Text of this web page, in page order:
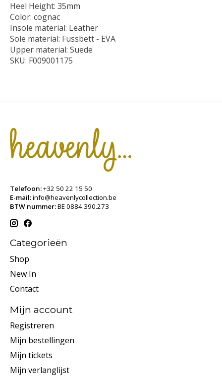
Heel Height: 35mm
Color: cognac
Insole material: Leather
Sole material: Fussbett - EVA
Upper material: Suede
SKU: F009001175
Telefoon:+32 50 22 15 50
E-mail:info@heavenlycollection.be
BTW nummer:BE 0884.390.273
Categorieën
Shop
New In
Contact
Mijn account
Registreren
Mijn bestellingen
Mijn tickets
Mijn verlanglijst